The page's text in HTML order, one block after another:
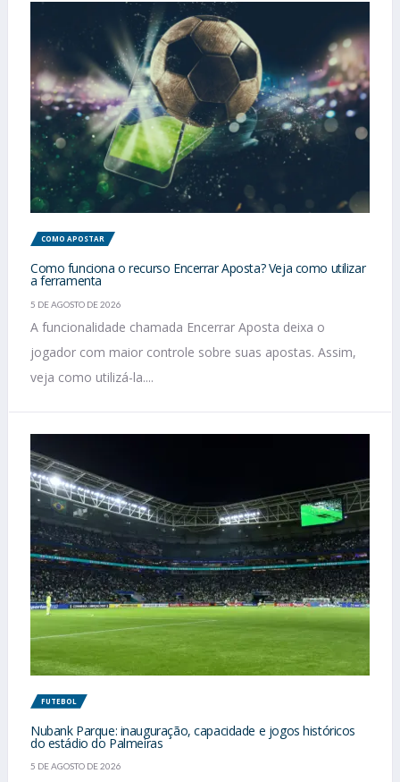
COMO APOSTAR
Como funciona o recurso Encerrar Aposta? Veja como utilizar
a ferramenta
5 DE AGOSTO DE 2026
A funcionalidade chamada Encerrar Aposta deixa o
jogador com maior controle sobre suas apostas. Assim,
veja como utilizá-la....
FUTEBOL
Nubank Parque: inauguração, capacidade e jogos históricos
do estádio do Palmeiras
5 DE AGOSTO DE 2026